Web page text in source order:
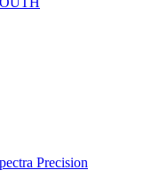
Precision